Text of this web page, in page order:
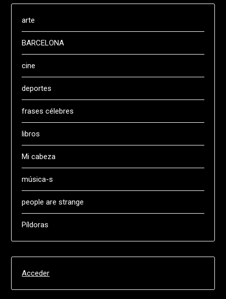
arte
BARCELONA
cine
deportes
frases célebres
libros
Mi cabeza
música-s
people are strange
Píldoras
Acceder